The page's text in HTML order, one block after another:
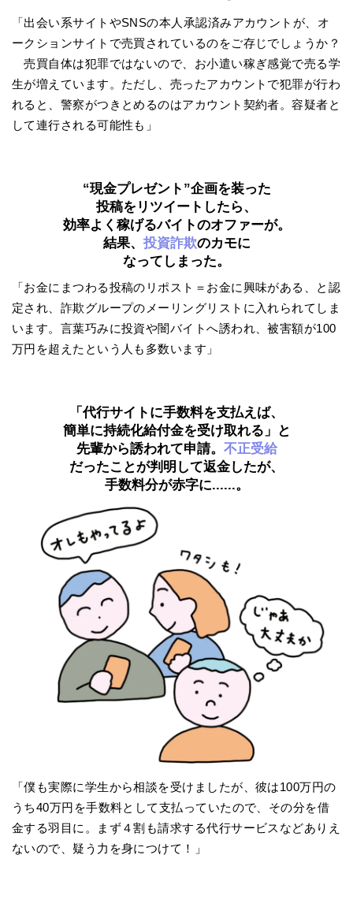
「出会い系サイトやSNSの本人承認済みアカウントが、オ
ークションサイトで売買されているのをご存じでしょうか？
売買自体は犯罪ではないので、お小遣い稼ぎ感覚で売る学
生が増えています。ただし、売ったアカウントで犯罪が行わ
れると、警察がつきとめるのはアカウント契約者。容疑者と
して連行される可能性も」
“現金プレゼント”企画を装った
投稿をリツイートしたら、
効率よく稼げるバイトのオファーが。
結果、 投資詐欺のカモに
なってしまった。
「お金にまつわる投稿のリポスト＝お金に興味がある、と認
定され、詐欺グループのメーリングリストに入れられてしま
います。言葉巧みに投資や闇バイトへ誘われ、被害額が100
万円を超えたという人も多数います」
「代行サイトに手数料を支払えば、
簡単に持続化給付金を受け取れる」と
先輩から誘われて申請。 不正受給
だったことが判明して返金したが、
手数料分が赤字に......。
「僕も実際に学生から相談を受けましたが、彼は100万円の
うち40万円を手数料として支払っていたので、その分を借
金する羽目に。まず４割も請求する代行サービスなどありえ
ないので、疑う力を身につけて！」